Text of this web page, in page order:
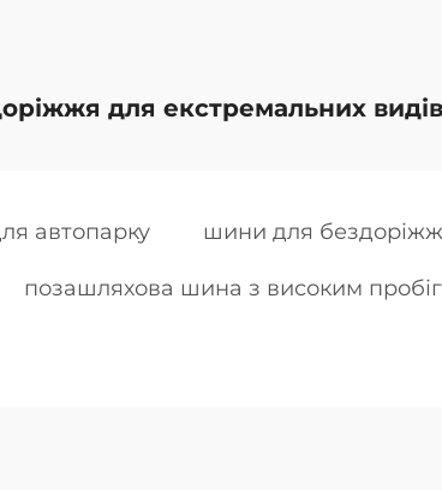
для екстремальних
автопарку шини для
позашляхова шина з високим